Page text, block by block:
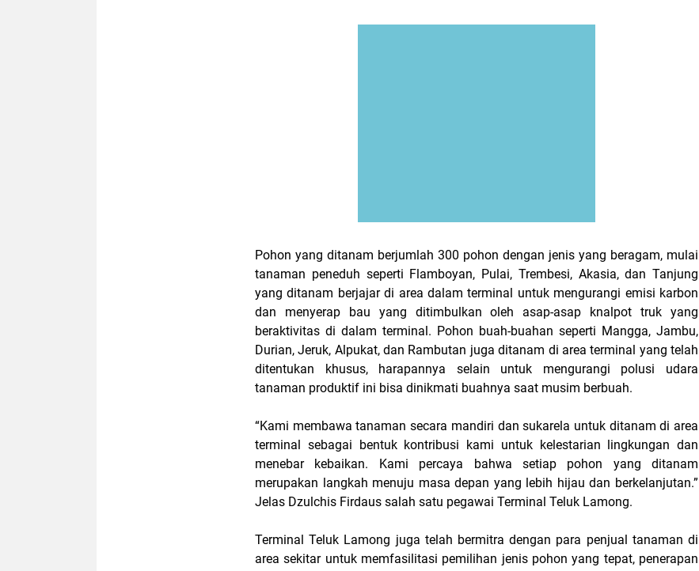
Pohon yang ditanam berjumlah 300 pohon dengan jenis yang beragam, mulai
tanaman peneduh seperti Flamboyan, Pulai, Trembesi, Akasia, dan Tanjung
yang ditanam berjajar di area dalam terminal untuk mengurangi emisi karbon
dan menyerap bau yang ditimbulkan oleh asap-asap knalpot truk yang
beraktivitas di dalam terminal. Pohon buah-buahan seperti Mangga, Jambu,
Durian, Jeruk, Alpukat, dan Rambutan juga ditanam di area terminal yang telah
ditentukan khusus, harapannya selain untuk mengurangi polusi udara
tanaman produktif ini bisa dinikmati buahnya saat musim berbuah.
“Kami membawa tanaman secara mandiri dan sukarela untuk ditanam di area
terminal sebagai bentuk kontribusi kami untuk kelestarian lingkungan dan
menebar kebaikan. Kami percaya bahwa setiap pohon yang ditanam
merupakan langkah menuju masa depan yang lebih hijau dan berkelanjutan.”
Jelas Dzulchis Firdaus salah satu pegawai Terminal Teluk Lamong.
Terminal Teluk Lamong juga telah bermitra dengan para penjual tanaman di
area sekitar untuk memfasilitasi pemilihan jenis pohon yang tepat, penerapan